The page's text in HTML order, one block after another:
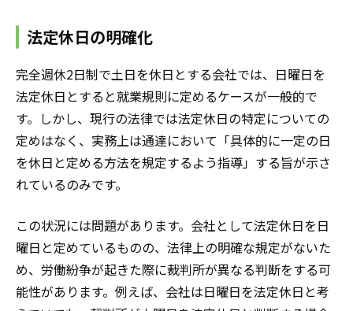
法定休日の明確化
完全週休2日制で土日を休日とする会社では、日曜日を
法定休日とすると就業規則に定めるケースが一般的で
す。しかし、現行の法律では法定休日の特定についての
定めはなく、実務上は通達において「具体的に一定の日
を休日と定める方法を規定するよう指導」する旨が示さ
れているのみです。
この状況には問題があります。会社として法定休日を日
曜日と定めているものの、法律上の明確な規定がないた
め、労働紛争が起きた際に裁判所が異なる判断をする可
能性があります。例えば、会社は日曜日を法定休日と考